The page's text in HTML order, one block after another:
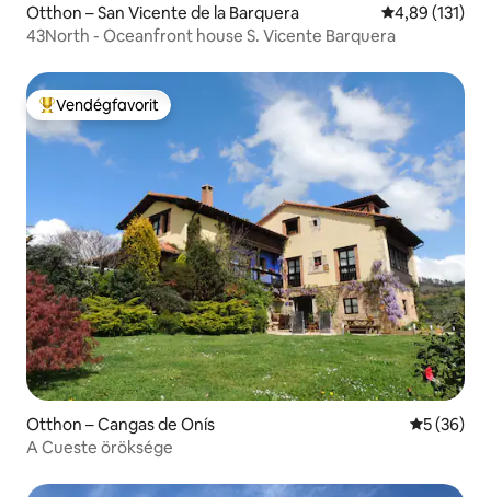
Otthon – San Vicente de la Barquera Átlagos
4,89 (131)
43North - Oceanfront house S. Vicente Barquera
Kiemelt vendégfavorit
Vendégfavorit
Otthon – Cangas de Onís Átlagos
5 (36)
A Cueste öröksége